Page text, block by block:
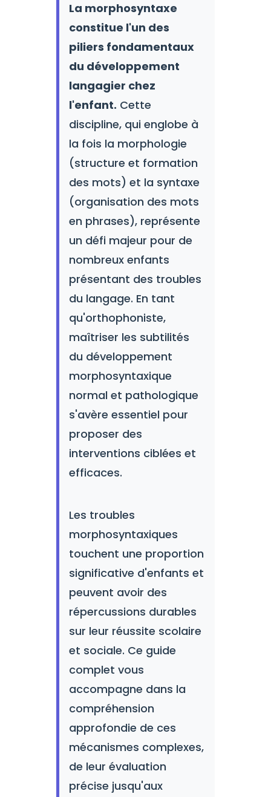
La morphosyntaxe
constitue l'un des
piliers fondamentaux
du développement
langagier chez
l'enfant. Cette
discipline, qui englobe à
la fois la morphologie
(structure et formation
des mots) et la syntaxe
(organisation des mots
en phrases), représente
un défi majeur pour de
nombreux enfants
présentant des troubles
du langage. En tant
qu'orthophoniste,
maîtriser les subtilités
du développement
morphosyntaxique
normal et pathologique
s'avère essentiel pour
proposer des
interventions ciblées et
efficaces.
Les troubles
morphosyntaxiques
touchent une proportion
significative d'enfants et
peuvent avoir des
répercussions durables
sur leur réussite scolaire
et sociale. Ce guide
complet vous
accompagne dans la
compréhension
approfondie de ces
mécanismes complexes,
de leur évaluation
précise jusqu'aux